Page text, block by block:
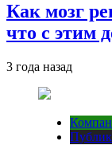
Как мозг
что с этим
3 года назад